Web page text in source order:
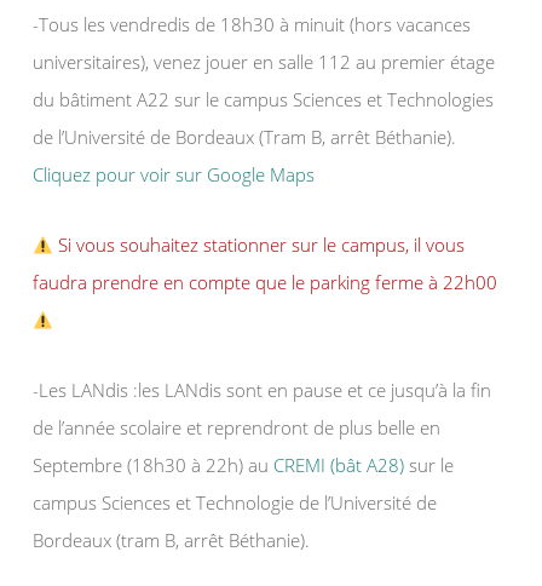
-Tous les vendredis de 18h30 à minuit (hors vacances
universitaires), venez jouer en salle 112 au premier étage
du bâtiment A22 sur le campus Sciences et Technologies
de l’Université de Bordeaux (Tram B, arrêt Béthanie).
Cliquez pour voir sur Google Maps
Si vous souhaitez stationner sur le campus, il vous
faudra prendre en compte que le parking ferme à 22h00
-Les LANdis :les LANdis sont en pause et ce jusqu’à la fin
de l’année scolaire et reprendront de plus belle en
Septembre (18h30 à 22h) au CREMI (bât A28) sur le
campus Sciences et Technologie de l’Université de
Bordeaux (tram B, arrêt Béthanie).